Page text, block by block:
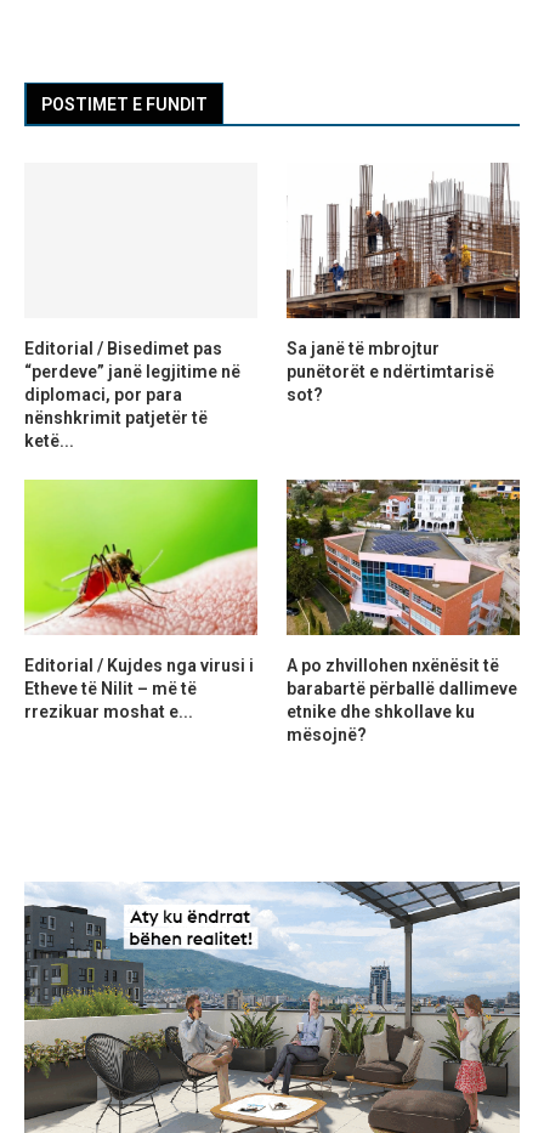
POSTIMET E FUNDIT
Editorial / Bisedimet pas
“perdeve” janë legjitime në
diplomaci, por para
nënshkrimit patjetër të
ketë...
Sa janë të mbrojtur
punëtorët e ndërtimtarisë
sot?
Editorial / Kujdes nga virusi i
Etheve të Nilit – më të
rrezikuar moshat e...
A po zhvillohen nxënësit të
barabartë përballë dallimeve
etnike dhe shkollave ku
mësojnë?